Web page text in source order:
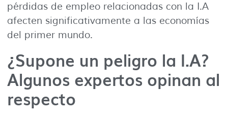
pérdidas de empleo relacionadas con la I.A
afecten significativamente a las economías
del primer mundo.
¿Supone un peligro la I.A?
Algunos expertos opinan al
respecto